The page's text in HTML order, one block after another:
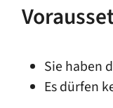
Sie haben
Es dürfen